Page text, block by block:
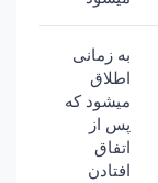
به زمانی
اطلاق
میشود که
پس از
اتفاق
افتادن